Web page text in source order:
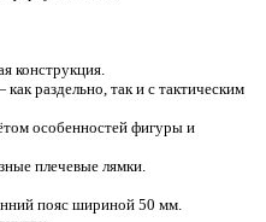
конструкция.
раздельно, так и с тактическим
особенностей фигуры и
плечевые лямки.
пояс шириной 50 мм.